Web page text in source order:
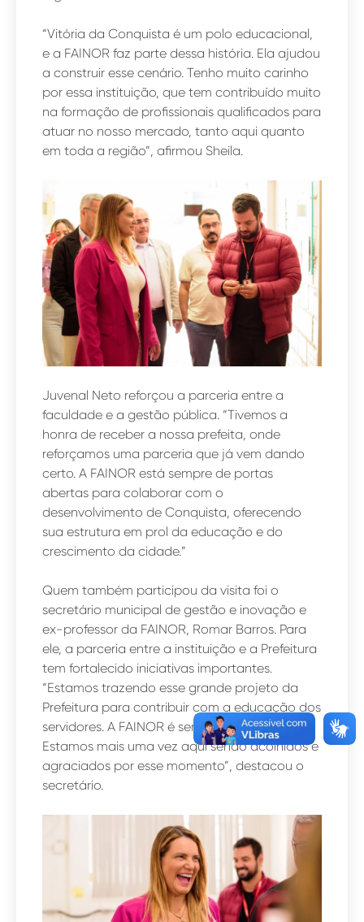
“Vitória da Conquista é um polo educacional,
e a FAINOR faz parte dessa história. Ela ajudou
a construir esse cenário. Tenho muito carinho
por essa instituição, que tem contribuído muito
na formação de profissionais qualificados para
atuar no nosso mercado, tanto aqui quanto
em toda a região”, afirmou Sheila.
Juvenal Neto reforçou a parceria entre a
faculdade e a gestão pública. “Tivemos a
honra de receber a nossa prefeita, onde
reforçamos uma parceria que já vem dando
certo. A FAINOR está sempre de portas
abertas para colaborar com o
desenvolvimento de Conquista, oferecendo
sua estrutura em prol da educação e do
crescimento da cidade.”
Quem também participou da visita foi o
secretário municipal de gestão e inovação e
ex-professor da FAINOR, Romar Barros. Para
ele, a parceria entre a instituição e a Prefeitura
tem fortalecido iniciativas importantes.
“Estamos trazendo esse grande projeto da
Prefeitura para contribuir com a educação dos
servidores. A FAINOR é sempre uma parceira.
Estamos mais uma vez aqui sendo acolhidos e
agraciados por esse momento”, destacou o
secretário.